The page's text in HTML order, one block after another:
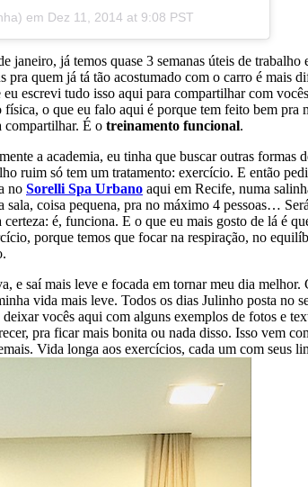
em Dez 11, 2014 at 9:08 PST
janeiro, já temos quase 3 semanas úteis de
pra quem já tá tão acostumado com o carro é
escrevi tudo isso aqui para compartilhar com
o que eu falo aqui é porque tem feito bem
compartilhar. É o treinamento funcional.
a academia, eu tinha que buscar outras
ruim só tem um tratamento: exercício. E então
no Sorelli Spa Urbano aqui em Recife, numa
coisa pequena, pra no máximo 4 pessoas…
é, funciona. E o que eu mais gosto de lá é
porque temos que focar na respiração, no
e saí mais leve e focada em tornar meu dia
vida mais leve. Todos os dias Julinho posta no
vocês aqui com alguns exemplos de fotos e
pra ficar mais bonita ou nada disso. Isso vem
Vida longa aos exercícios, cada um com seus